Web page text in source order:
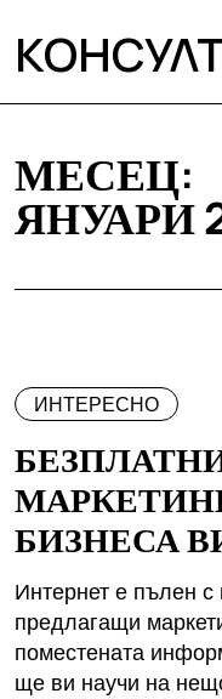
МЕСЕЦ:
ЯНУАРИ
ИНТЕРЕСНО
БИЗНЕСА
Интернет е пълен с
предлагащи
поместената
ще ви научи на